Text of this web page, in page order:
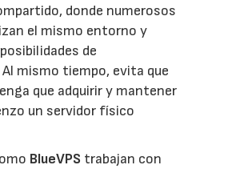
donde numerosos
el mismo entorno y
de
mismo tiempo, evita que
que adquirir y mantener
un servidor físico
BlueVPS trabajan con